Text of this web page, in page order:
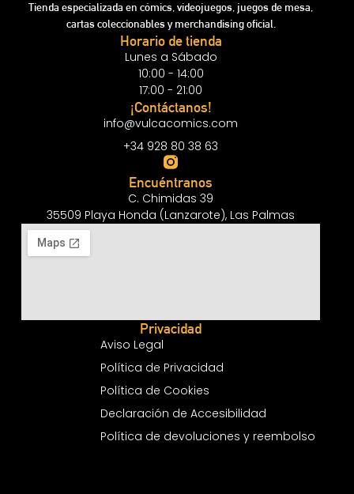
Tienda especializada en cómics, videojuegos, juegos de mesa,
cartas coleccionables y merchandising oficial.
Horario de tienda
Lunes a Sábado
10:00 - 14:00
17:00 - 21:00
¡Contáctanos!
info@vulcacomics.com
+34 928 80 38 63
Encuéntranos
C. Chimidas 39
35509 Playa Honda (Lanzarote), Las Palmas
Privacidad
Aviso Legal
Política de Privacidad
Política de Cookies
Declaración de Accesibilidad
Política de devoluciones y reembolso